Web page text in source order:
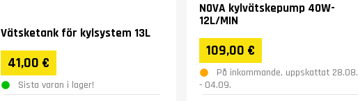
Vätsketank för kylsystem 13L
41,00 €
Sista varan i lager!
NOVA kylvätskepump 40W-
12L/MIN
109,00 €
På inkommande, uppskattat 28.08.
- 04.09.